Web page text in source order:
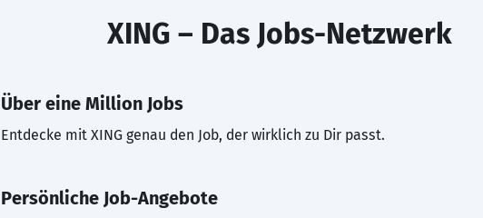
XING – Das Jobs-Netzwerk
Über eine Million Jobs
Entdecke mit XING genau den Job, der wirklich zu Dir passt.
Persönliche Job-Angebote